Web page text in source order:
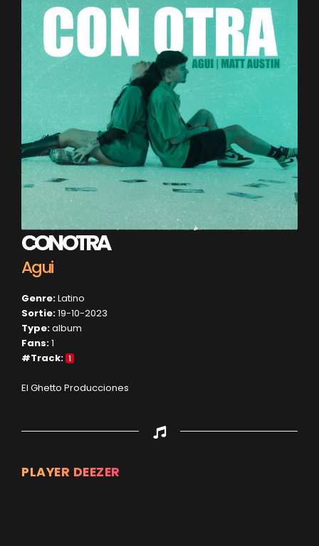
CON OTRA
Agui
Genre:Latino
Sortie:19-10-2023
Type:album
Fans:1
#Track: 1
El Ghetto Producciones
PLAYER DEEZER